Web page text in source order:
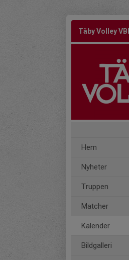
Täby Volley
Hem
Nyheter
Truppen
Matcher
Kalender
Bildgalleri